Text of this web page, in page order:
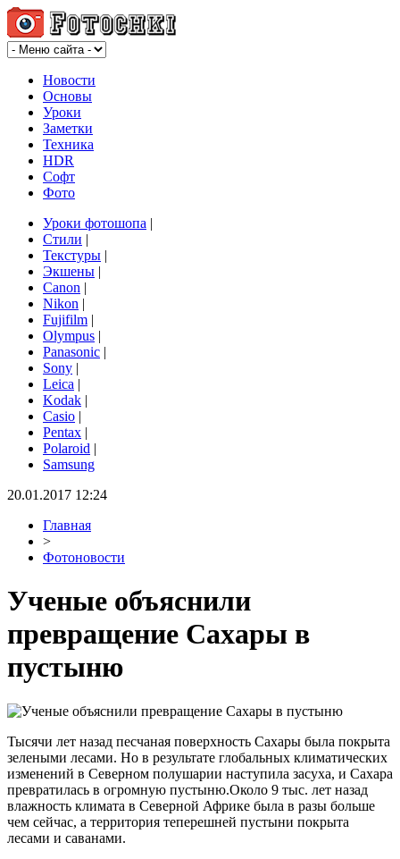
Новости
Основы
Уроки
Заметки
Техника
HDR
Софт
Фото
Уроки фотошопа |
Стили |
Текстуры |
Экшены |
Canon |
Nikon |
Fujifilm |
Olympus |
Panasonic |
Sony |
Leica |
Kodak |
Casio |
Pentax |
Polaroid |
Samsung
20.01.2017 12:24
Главная
>
Фотоновости
Ученые объяснили
превращение Сахары в
пустыню
Тысячи лет назад песчаная поверхность Сахары была покрыта
зелеными лесами. Но в результате глобальных климатических
изменений в Северном полушарии наступила засуха, и Сахара
превратилась в огромную пустыню.Около 9 тыс. лет назад
влажность климата в Северной Африке была в разы больше
чем сейчас, а территория теперешней пустыни покрыта
лесами и саванами.